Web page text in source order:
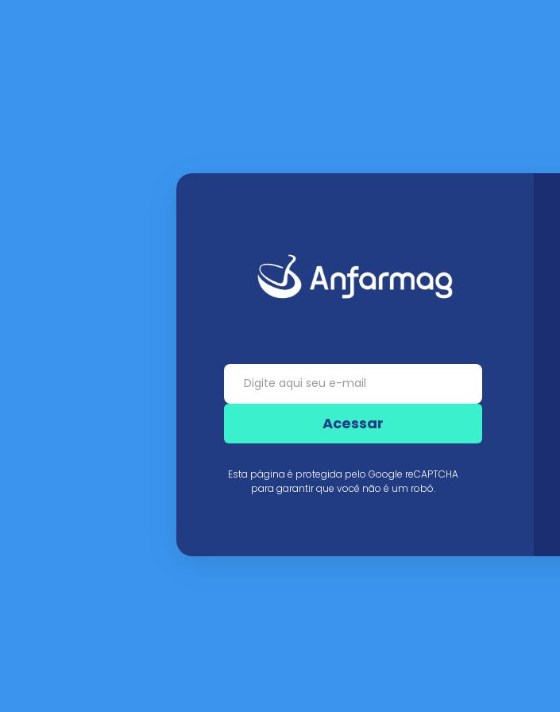
Acessar
Esta página é protegida pelo Google reCAPTCHA
para garantir que você não é um robô.